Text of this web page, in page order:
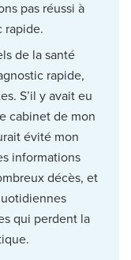
pas réussi à
rapide.
de la santé
rapide,
S’il y avait eu
cabinet de mon
évité mon
informations
décès, et
qui perdent la